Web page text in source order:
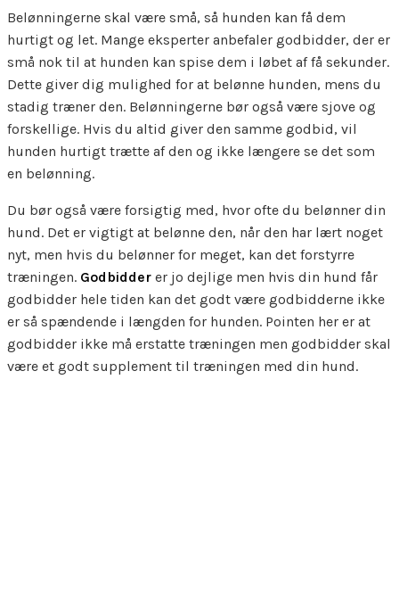
Belønningerne skal være små, så hunden kan få dem
hurtigt og let. Mange eksperter anbefaler godbidder, der er
små nok til at hunden kan spise dem i løbet af få sekunder.
Dette giver dig mulighed for at belønne hunden, mens du
stadig træner den. Belønningerne bør også være sjove og
forskellige. Hvis du altid giver den samme godbid, vil
hunden hurtigt trætte af den og ikke længere se det som
en belønning.
Du bør også være forsigtig med, hvor ofte du belønner din
hund. Det er vigtigt at belønne den, når den har lært noget
nyt, men hvis du belønner for meget, kan det forstyrre
træningen. Godbidder er jo dejlige men hvis din hund får
godbidder hele tiden kan det godt være godbidderne ikke
er så spændende i længden for hunden. Pointen her er at
godbidder ikke må erstatte træningen men godbidder skal
være et godt supplement til træningen med din hund.